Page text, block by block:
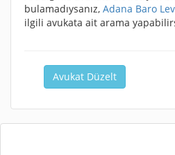
bulamadıysanız, Adana Baro
ilgili avukata ait arama
Avukat Düzelt